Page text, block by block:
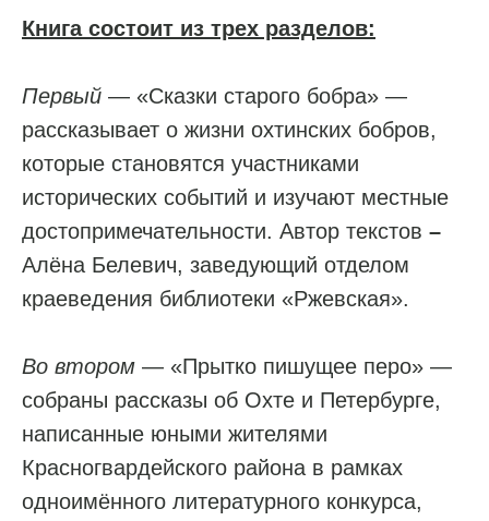
Книга состоит из трех разделов:
Первый — «Сказки старого бобра» —
рассказывает о жизни охтинских бобров,
которые становятся участниками
исторических событий и изучают местные
достопримечательности. Автор текстов –
Алёна Белевич, заведующий отделом
краеведения библиотеки «Ржевская».
Во втором — «Прытко пишущее перо» —
собраны рассказы об Охте и Петербурге,
написанные юными жителями
Красногвардейского района в рамках
одноимённого литературного конкурса,